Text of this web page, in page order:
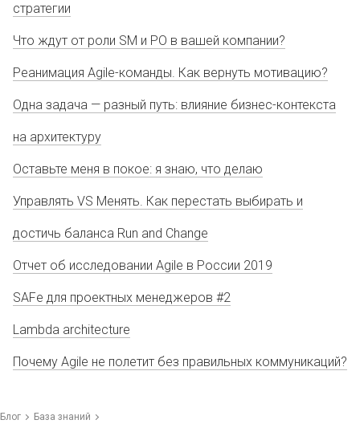
стратегии
Что ждут от роли SM и PO в вашей компании?
Реанимация Agile-команды. Как вернуть мотивацию?
Одна задача — разный путь: влияние бизнес-контекста
на архитектуру
Оставьте меня в покое: я знаю, что делаю
Управлять VS Менять. Как перестать выбирать и
достичь баланса Run and Change
Отчет об исследовании Agile в России 2019
SAFe для проектных менеджеров #2
Lambda architecture
Почему Agile не полетит без правильных коммуникаций?
Блог База знаний